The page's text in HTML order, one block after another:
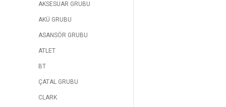
AKSESUAR GRUBU
AKÜ GRUBU
ASANSÖR GRUBU
ATLET
BT
ÇATAL GRUBU
CLARK